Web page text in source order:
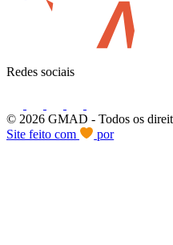
Redes sociais
© 2026 GMAD - Todos os
Site feito com
por